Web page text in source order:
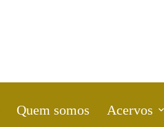
Quem somos Acervos